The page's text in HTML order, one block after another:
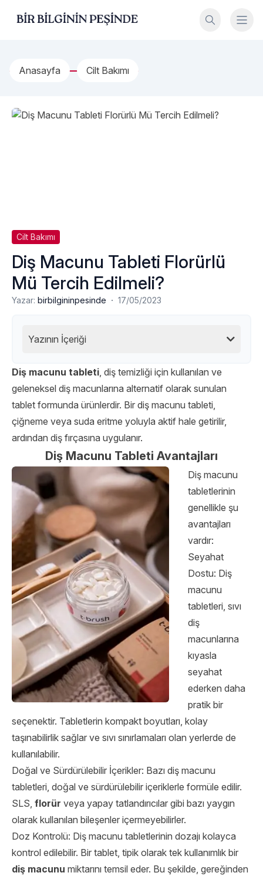
Bir Bilginin Peşinde!
Anasayfa Cilt Bakımı
Cilt Bakımı
Diş Macunu Tableti Florürlü
Mü Tercih Edilmeli?
Yazar: birbilgininpesinde · 17/05/2023
Yazının İçeriği
Diş macunu tableti, diş temizliği için kullanılan ve
geleneksel diş macunlarına alternatif olarak sunulan
tablet formunda ürünlerdir. Bir diş macunu tableti,
çiğneme veya suda eritme yoluyla aktif hale getirilir,
ardından diş fırçasına uygulanır.
Diş Macunu Tableti Avantajları
Diş macunu
tabletlerinin
genellikle şu
avantajları
vardır:
Seyahat
Dostu: Diş
macunu
tabletleri, sıvı
diş
macunlarına
kıyasla
seyahat
ederken daha
pratik bir
seçenektir. Tabletlerin kompakt boyutları, kolay
taşınabilirlik sağlar ve sıvı sınırlamaları olan yerlerde de
kullanılabilir.
Doğal ve Sürdürülebilir İçerikler: Bazı diş macunu
tabletleri, doğal ve sürdürülebilir içeriklerle formüle edilir.
SLS, florür veya yapay tatlandırıcılar gibi bazı yaygın
olarak kullanılan bileşenler içermeyebilirler.
Doz Kontrolü: Diş macunu tabletlerinin dozajı kolayca
kontrol edilebilir. Bir tablet, tipik olarak tek kullanımlık bir
diş macunu miktarını temsil eder. Bu şekilde, gereğinden